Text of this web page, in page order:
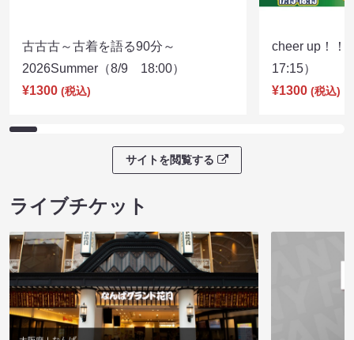
古古古～古着を語る90分～
2026Summer（8/9 18:00）
¥1300 (税込)
cheer up！
17:15）
¥1300 (税込)
サイトを閲覧する
ライブチケット